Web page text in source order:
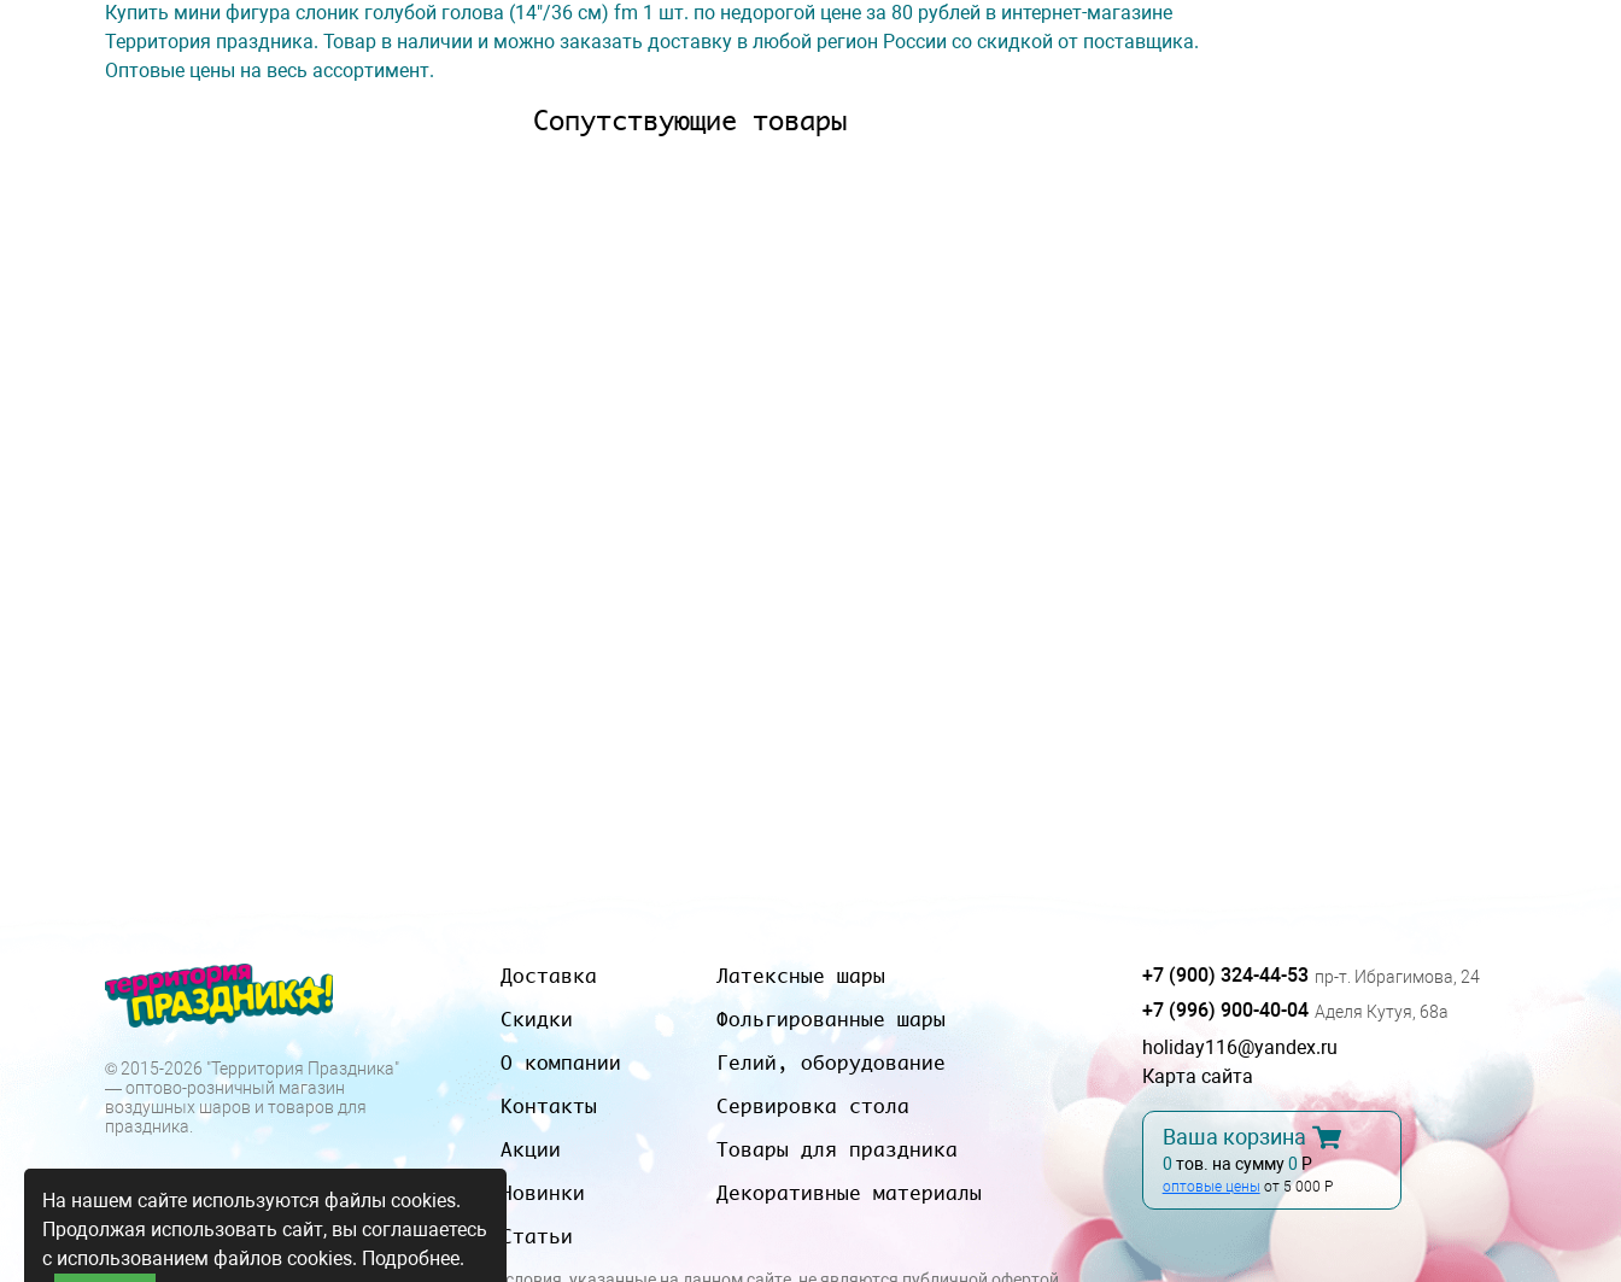
Купить мини фигура слоник голубой голова (14"/36 см) fm 1 шт. по недорогой цене за 80 рублей в интернет-магазине
Территория праздника. Товар в наличии и можно заказать доставку в любой регион России со скидкой от поставщика.
Оптовые цены на весь ассортимент.
Сопутствующие товары
© 2015-2026 "Территория Праздника"
— оптово-розничный магазин
воздушных шаров и товаров для
праздника.
Доставка
Скидки
О компании
Контакты
Акции
Новинки
Статьи
Латексные шары
Фольгированные шары
Гелий, оборудование
Сервировка стола
Товары для праздника
Декоративные материалы
+7 (900) 324-44-53 пр-т. Ибрагимова, 24
+7 (996) 900-40-04 Аделя Кутуя, 68а
holiday116@yandex.ru
Карта сайта
Ваша корзина
0 тов. на сумму0 Р
оптовые цены от 5 000 Р
На нашем сайте используются файлы cookies.
Продолжая использовать сайт, вы соглашаетесь
с использованием файлов cookies. Подробнее.